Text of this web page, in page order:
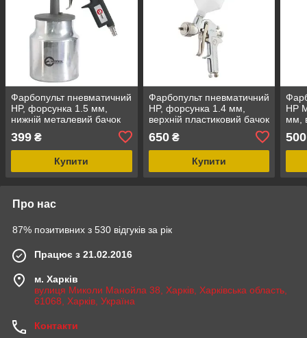
Фарбопульт пневматичний
HP, форсунка 1.5 мм,
нижній металевий бачок
INTERTOOL PT-0211
399 ₴
Купити
Фарбопульт пневматичний
HP, форсунка 1.4 мм,
верхній пластиковий бачок
INTERTOOL PT-0112
650₴
Купити
HP
мм,
500
Про нас
87% позитивних з 530 відгуків за рік
Працює з 21.02.2016
м. Харків
вулиця Миколи Манойла 38, Харків, Харківська область,
61068, Харків, Україна
Контакти